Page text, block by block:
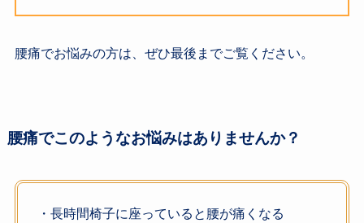
腰痛でお悩みの方は、ぜひ最後までご覧ください。
腰痛でこのようなお悩みはありませんか？
・長時間椅子に座っていると腰が痛くなる